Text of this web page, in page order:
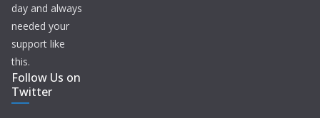
day and always
needed your
support like
this.
Follow Us on
Twitter